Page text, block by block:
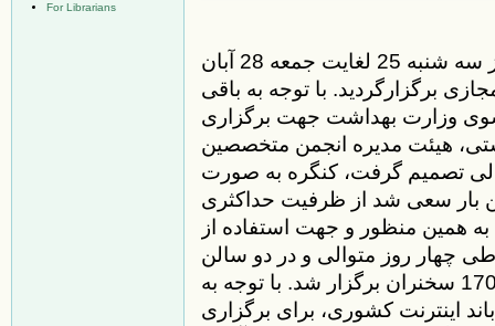
For Librarians
بیست و یکمین کنگره گوارش و کبد ایران از روز سه شنبه 25 لغایت جمعه 28 آبان
2021 )بصورت مجازی برگزارگردید. با توجه به باقی
مجوز از سوی وزارت بهداشت جهت برگزاری
هیئت مدیره انجمن متخصصین
تصمیم گرفت، کنگره به صورت
بار سعی شد از ظرفیت حداکثری
همین منظور و جهت استفاده از
چهار روز متوالی و در دو سالن
موازی با بیش از 175 سخنرانی و پنل و همچنین 170 سخنران برگزار شد. با توجه به
اینترنت کشوری، برای برگزاری